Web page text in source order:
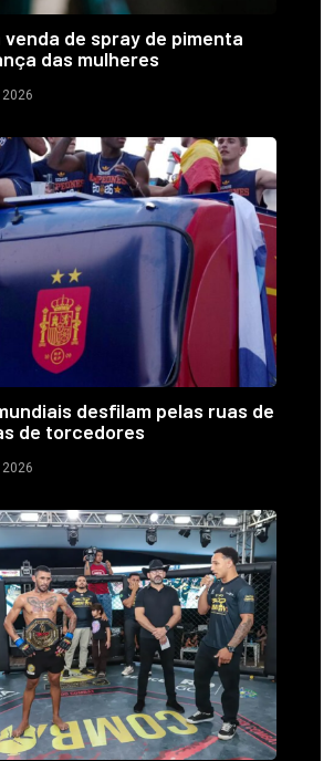
de spray de pimenta
das mulheres
desfilam pelas ruas de
de torcedores